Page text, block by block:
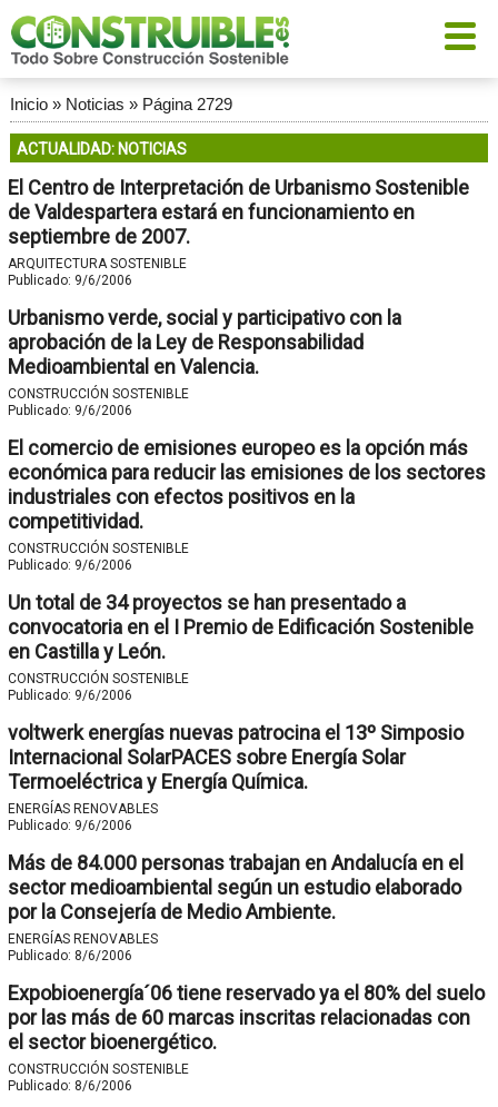
Inicio» Noticias » Página 2729
ACTUALIDAD: NOTICIAS
El Centro de Interpretación de Urbanismo Sostenible
de Valdespartera estará en funcionamiento en
septiembre de 2007.
ARQUITECTURA SOSTENIBLE
Publicado: 9/6/2006
Urbanismo verde, social y participativo con la
aprobación de la Ley de Responsabilidad
Medioambiental en Valencia.
CONSTRUCCIÓN SOSTENIBLE
Publicado: 9/6/2006
El comercio de emisiones europeo es la opción más
económica para reducir las emisiones de los sectores
industriales con efectos positivos en la
competitividad.
CONSTRUCCIÓN SOSTENIBLE
Publicado: 9/6/2006
Un total de 34 proyectos se han presentado a
convocatoria en el I Premio de Edificación Sostenible
en Castilla y León.
CONSTRUCCIÓN SOSTENIBLE
Publicado: 9/6/2006
voltwerk energías nuevas patrocina el 13º Simposio
Internacional SolarPACES sobre Energía Solar
Termoeléctrica y Energía Química.
ENERGÍAS RENOVABLES
Publicado: 9/6/2006
Más de 84.000 personas trabajan en Andalucía en el
sector medioambiental según un estudio elaborado
por la Consejería de Medio Ambiente.
ENERGÍAS RENOVABLES
Publicado: 8/6/2006
Expobioenergía´06 tiene reservado ya el 80% del suelo
por las más de 60 marcas inscritas relacionadas con
el sector bioenergético.
CONSTRUCCIÓN SOSTENIBLE
Publicado: 8/6/2006